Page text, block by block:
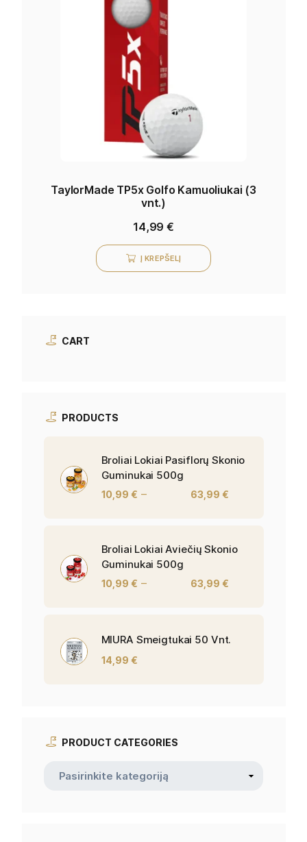
TaylorMade TP5x Golfo Kamuoliukai (3
vnt.)
14,99€
Į KREPŠELĮ
CART
PRODUCTS
Broliai Lokiai Pasiflorų Skonio
Guminukai 500g
10,99 € – 63,99 €
Broliai Lokiai Aviečių Skonio
Guminukai 500g
10,99 € – 63,99 €
MIURA Smeigtukai 50 Vnt.
14,99 €
PRODUCT CATEGORIES